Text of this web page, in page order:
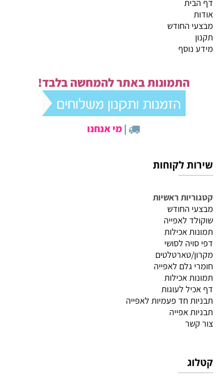
דף הבית
אודות
מבצעי החודש
תקנון
מידע נוסף
התמונות באתר להמחשה בלבד!
|מי אנחנו
שירות לקוחות
קטגוריות ראשיות
מבצעי החודש
שוקולד לאפייה
תמונות אכילות
דפי סויה לסושי
מקרון/טארטלטים
חומרי גלם לאפייה
תמונות אכילות
דף אכיל לעוגות
תבניות חד פעמיות לאפייה
תבניות אפייה
צור קשר
קטלוג